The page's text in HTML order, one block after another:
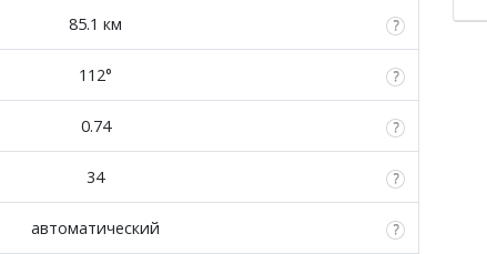
85.1 км
112°
0.74
34
автоматический